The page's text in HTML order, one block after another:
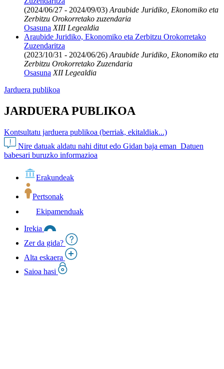
(2024/06/27 - 2024/09/03) Araubide Juridiko, Ekonomiko eta
Zerbitzu Orokorretako zuzendaria
Osasuna XIII Legealdia
Araubide Juridiko, Ekonomiko eta Zerbitzu Orokorretako
Zuzendaritza
(2023/10/31 - 2024/06/26) Araubide Juridiko, Ekonomiko eta
Zerbitzu Orokorretako Zuzendaria
Osasuna XII Legealdia
Jarduera publikoa
JARDUERA PUBLIKOA
Kontsultatu jarduera publikoa (berriak, ekitaldiak...)
Nire datuak aldatu nahi ditut edo Gidan baja eman Datuen
babesari buruzko informazioa
Erakundeak
Pertsonak
Ekipamenduak
Irekia
Zer da gida?
Alta eskaera
Saioa hasi